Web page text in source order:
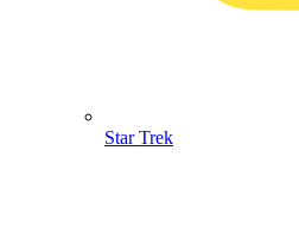
Star Trek